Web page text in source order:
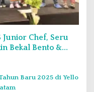
Junior Chef, Seru
Bekal Bento &
Baru 2025 di Yello